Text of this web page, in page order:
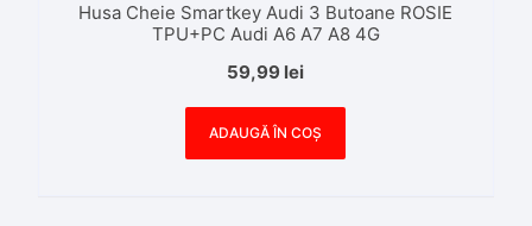
Husa Cheie Smartkey Audi 3 Butoane ROSIE
TPU+PC Audi A6 A7 A8 4G
59,99 lei
ADAUGĂ ÎN COȘ